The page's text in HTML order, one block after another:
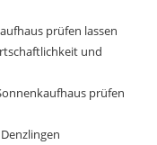
prüfen lassen
und
prüfen